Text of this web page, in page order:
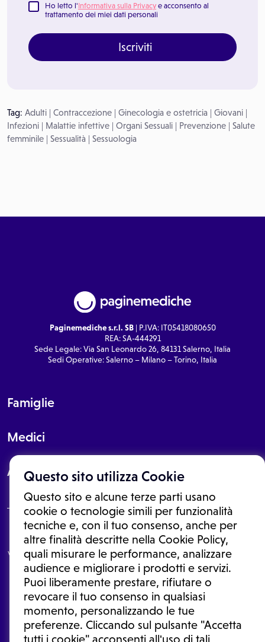
Questo sito utilizza Cookie
Questo sito e alcune terze parti usano
cookie o tecnologie simili per funzionalità
tecniche e, con il tuo consenso, anche per
altre finalità descritte nella Cookie Policy,
quali misurare le performance, analizzare
audience e migliorare i prodotti e servizi.
Puoi liberamente prestare, rifiutare o
revocare il tuo consenso in qualsiasi
momento, personalizzando le tue
preferenze. Cliccando sul pulsante "Accetta
tutti i cookie" acconsenti all'uso di tali
Ho letto l'Informativa sulla Privacy e acconsento al
trattamento dei miei dati personali
Iscriviti
Tag: Adulti | Contraccezione | Ginecologia e ostetricia | Giovani |
Infezioni | Malattie infettive | Organi Sessuali | Prevenzione | Salute
femminile | Sessualità | Sessuologia
Paginemediche s.r.l. SB| P.IVA: IT05418080650
REA: SA-444291
Sede Legale: Via San Leonardo 26, 84131 Salerno, Italia
Sedi Operative: Salerno – Milano – Torino, Italia
Famiglie
Medici
About
Le informazioni proposte in questo sito non sono un consulto medico.
In nessun caso, queste informazioni sostituiscono un consulto, una
visita o una diagnosi formulata dal medico. Non si devono considerare
le informazioni disponibili come suggerimenti per la formulazione di
una diagnosi, la determinazione di un trattamento o l'assunzione o
sospensione di un farmaco senza prima consultare un medico di
medicina generale o uno specialista.
Condizioni di utilizzo|Privacy Policy |Gestione cookie
Ⓒ 2026 | Tutti i diritti riservati.